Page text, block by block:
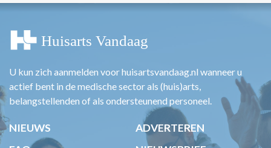
U kun zich aanmelden voor huisartsvandaag.nl wanneer u
actief bent in de medische sector als (huis)arts,
belangstellenden of als ondersteunend personeel.
NIEUWS
ADVERTEREN